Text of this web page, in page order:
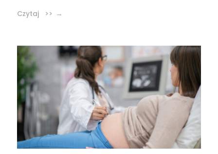
Czytaj >>